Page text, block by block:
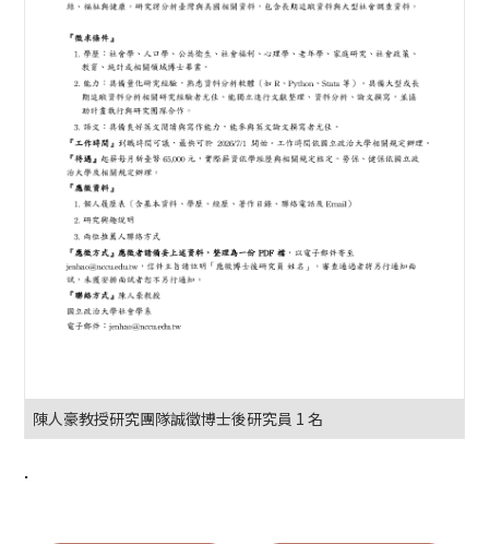
陳人豪教授研究團隊誠徵博士後研究員 1 名
.